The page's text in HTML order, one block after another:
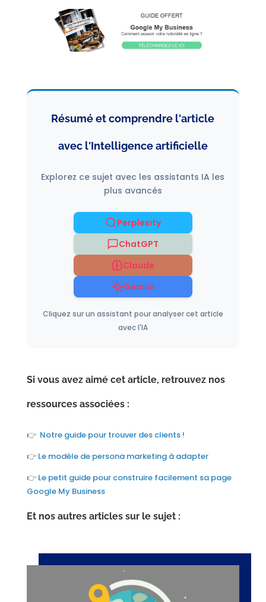
Résumé et comprendre l'article
avec l'Intelligence artificielle
Explorez ce sujet avec les assistants IA les
plus avancés
Perplexity
ChatGPT
Claude
Gemini
Cliquez sur un assistant pour analyser cet article
avec l'IA
Si vous avez aimé cet article, retrouvez nos
ressources associées :
👉 Notre guide pour trouver des clients !
👉 Le modèle de persona marketing à adapter
👉 Le petit guide pour construire facilement sa page
Google My Business
Et nos autres articles sur le sujet :